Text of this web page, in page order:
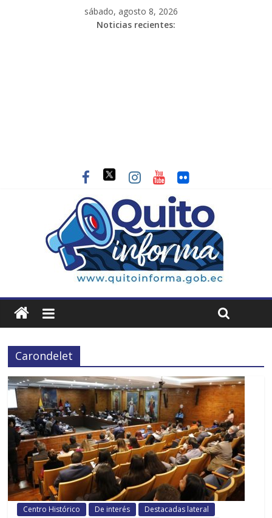
sábado, agosto 8, 2026
Noticias recientes:
Carondelet
Centro Histórico De interés
Destacadas lateral